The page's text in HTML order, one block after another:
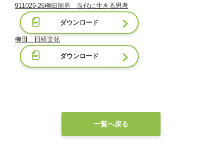
911029-26柳田国男 現代に生きる思考
ダウンロード
柳田 日経文化
ダウンロード
一覧へ戻る